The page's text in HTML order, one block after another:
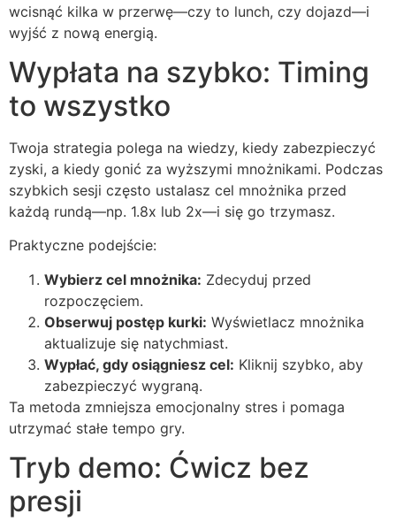
wcisnąć kilka w przerwę—czy to lunch, czy dojazd—i
wyjść z nową energią.
Wypłata na szybko: Timing
to wszystko
Twoja strategia polega na wiedzy, kiedy zabezpieczyć
zyski, a kiedy gonić za wyższymi mnożnikami. Podczas
szybkich sesji często ustalasz cel mnożnika przed
każdą rundą—np. 1.8x lub 2x—i się go trzymasz.
Praktyczne podejście:
Wybierz cel mnożnika: Zdecyduj przed
rozpoczęciem.
Obserwuj postęp kurki: Wyświetlacz mnożnika
aktualizuje się natychmiast.
Wypłać, gdy osiągniesz cel: Kliknij szybko, aby
zabezpieczyć wygraną.
Ta metoda zmniejsza emocjonalny stres i pomaga
utrzymać stałe tempo gry.
Tryb demo: Ćwicz bez
presji